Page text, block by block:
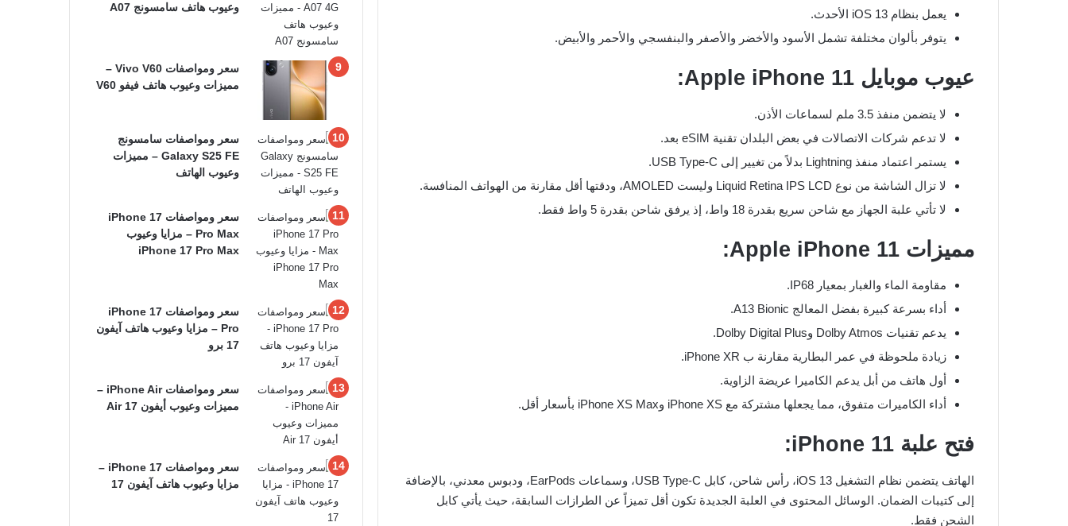
يعمل بنظام iOS 13 الأحدث.
يتوفر بألوان مختلفة تشمل الأسود والأخضر والأصفر والبنفسجي والأحمر والأبيض.
عيوب موبايل Apple iPhone 11:
لا يتضمن منفذ 3.5 ملم لسماعات الأذن.
لا تدعم شركات الاتصالات في بعض البلدان تقنية eSIM بعد.
يستمر اعتماد منفذ Lightning بدلاً من تغيير إلى USB Type-C.
لا تزال الشاشة من نوع Liquid Retina IPS LCD وليست AMOLED، ودقتها أقل مقارنة من الهواتف المنافسة.
لا تأتي علبة الجهاز مع شاحن سريع بقدرة 18 واط، إذ يرفق شاحن بقدرة 5 واط فقط.
مميزات Apple iPhone 11:
مقاومة الماء والغبار بمعيار IP68.
أداء بسرعة كبيرة بفضل المعالج A13 Bionic.
يدعم تقنيات Dolby Atmos وDolby Digital Plus.
زيادة ملحوظة في عمر البطارية مقارنة ب iPhone XR.
أول هاتف من أبل يدعم الكاميرا عريضة الزاوية.
أداء الكاميرات متفوق، مما يجعلها مشتركة مع iPhone XS وiPhone XS Max بأسعار أقل.
فتح علبة iPhone 11:
الهاتف يتضمن نظام التشغيل iOS 13، رأس شاحن، كابل USB Type-C، وسماعات EarPods، ودبوس معدني، بالإضافة
إلى كتيبات الضمان. الوسائل المحتوى في العلبة الجديدة تكون أقل تميزاً عن الطرازات السابقة، حيث يأتي كابل
الشحن فقط.
وعيوب هاتف سامسونج A07
سعر ومواصفات Vivo V60 –
مميزات وعيوب هاتف فيفو V60
سعر ومواصفات سامسونج
Galaxy S25 FE – مميزات
وعيوب الهاتف
سعر ومواصفات iPhone 17
Pro Max – مزايا وعيوب
iPhone 17 Pro Max
سعر ومواصفات iPhone 17
Pro – مزايا وعيوب هاتف آيفون
17 برو
سعر ومواصفات iPhone Air –
مميزات وعيوب أيفون 17 Air
سعر ومواصفات iPhone 17 –
مزايا وعيوب هاتف آيفون 17